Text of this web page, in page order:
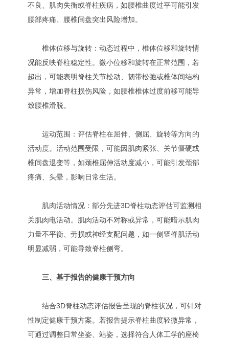
不良、肌肉失衡或脊柱疾病，如腰椎曲度过平可能引发
腰部疼痛、腰椎间盘突出风险增加。
椎体位移与旋转：动态过程中，椎体位移和旋转情
况能反映脊柱稳定性。微小位移和旋转在正常范围，若
超出，可能表明脊柱关节松动、韧带松弛或椎体间结构
异常，增加脊柱损伤风险，如腰椎椎体过度前移可能导
致腰椎滑脱。
运动范围：评估脊柱在屈伸、侧屈、旋转等方向的
活动度。活动范围受限，可能因肌肉紧张、关节僵硬或
椎间盘退变等，如颈椎屈伸活动度减小，可能引发颈部
疼痛、头晕，影响日常生活。
肌肉活动情况：部分先进3D脊柱动态评估可监测相
关肌肉电活动。肌肉活动不对称或异常，可能暗示肌肉
力量不平衡、劳损或神经支配问题，如一侧竖脊肌活动
明显减弱，可能导致脊柱侧弯。
三、基于报告的健康干预方向
结合3D脊柱动态评估报告呈现的脊柱状况，可针对
性制定健康干预方案。若报告提示脊柱曲度轻微异常，
可通过调整日常坐姿、站姿，选择符合人体工学的座椅